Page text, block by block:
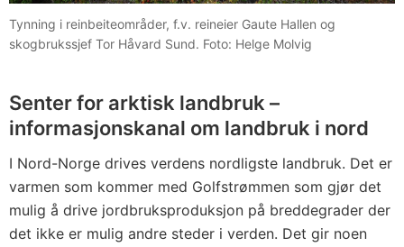
Tynning i reinbeiteområder, f.v. reineier Gaute Hallen og
skogbrukssjef Tor Håvard Sund. Foto: Helge Molvig
Senter for arktisk landbruk –
informasjonskanal om landbruk i nord
I Nord-Norge drives verdens nordligste landbruk. Det er
varmen som kommer med Golfstrømmen som gjør det
mulig å drive jordbruksproduksjon på breddegrader der
det ikke er mulig andre steder i verden. Det gir noen